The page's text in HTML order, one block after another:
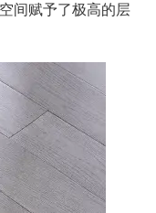
间赋予了极高的层